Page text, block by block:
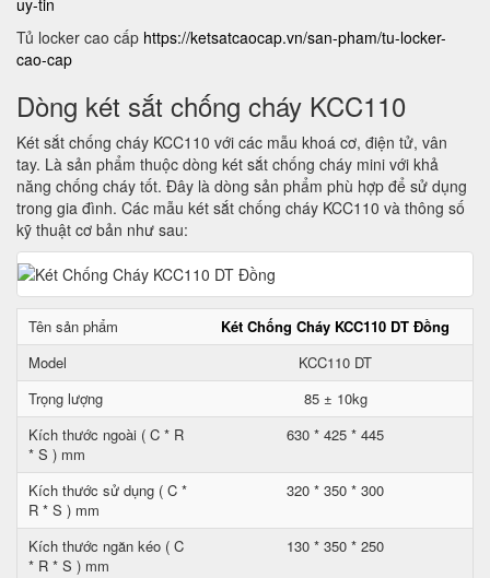
uy-tin
Tủ locker cao cấp https://ketsatcaocap.vn/san-pham/tu-locker-
cao-cap
Dòng két sắt chống cháy KCC110
Két sắt chống cháy KCC110 với các mẫu khoá cơ, điện tử, vân
tay. Là sản phẩm thuộc dòng két sắt chống cháy mini với khả
năng chống cháy tốt. Đây là dòng sản phẩm phù hợp để sử dụng
trong gia đình. Các mẫu két sắt chống cháy KCC110 và thông số
kỹ thuật cơ bản như sau:
Tên sản phẩm
Két Chống Cháy KCC110 DT Đồng
Model
KCC110 DT
Trọng lượng
85 ± 10kg
Kích thước ngoài ( C * R
* S ) mm
630 * 425 * 445
Kích thước sử dụng ( C *
R * S ) mm
320 * 350 * 300
Kích thước ngăn kéo ( C
* R * S ) mm
130 * 350 * 250